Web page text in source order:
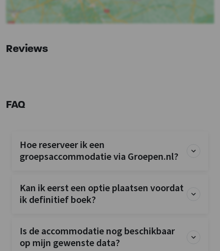
Rolstoelgeschikt
Kook pitten
Vaatwasser
Magnetron
Bedden: 8
Slaapkamers: 4
Wellness
Binnenzwembad (op terrein)
Buitenzwembad (op terrein)
Kinderfaciliteiten
Slaapkamer 4
1-persoonsbed: 2
Reviews
FAQ
Hoe reserveer ik een
groepsaccommodatie via Groepen.nl?
Kan ik eerst een optie plaatsen voordat
ik definitief boek?
Is de accommodatie nog beschikbaar
op mijn gewenste data?